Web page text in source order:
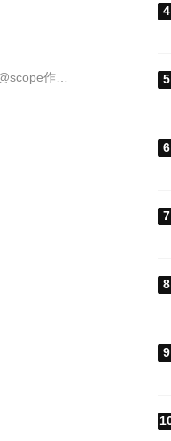
作…